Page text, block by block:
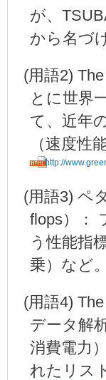
が、
から名づ
(用語2)
とに世界
て、近年
（速度性
http://
(用語3) ペ
flops）：
う性能指
乗）など。
(用語4)
データ解
消費電力
れたリス